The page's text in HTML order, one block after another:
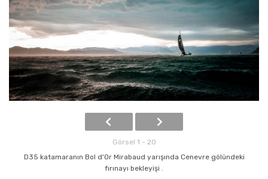
Görsel 1 - 20
D35 katamaranın Bol d'Or Mirabaud yarışında Cenevre gölündeki
fırınayı bekleyişi .